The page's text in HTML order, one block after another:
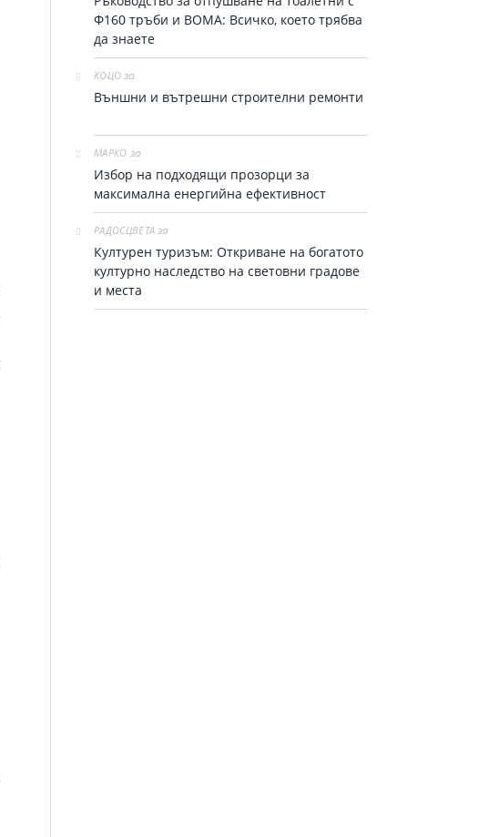
Ф160 тръби и ВОМА: Всичко, което трябва
да знаете
КОЦО за
Външни и вътрешни строителни ремонти
МАРКО за
Избор на подходящи прозорци за
максимална енергийна ефективност
РАДОСЦВЕТА за
Културен туризъм: Откриване на богатото
културно наследство на световни градове
и места